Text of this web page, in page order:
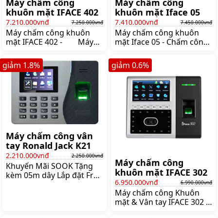
Máy chấm công
khuôn mặt IFACE 402
7.210.000vnđ 7.250.000vnđ
Máy chấm công khuôn
mặt IFACE 402 - Máy
mặt & vân tay - Công
suất 2000 vân tay + 1500
khuôn mặt - Bộ nhớ
trong 100 000 lần in/out
- Kết nối qua cổng USB
RS232/485 TCP/IP - Lấy
dữ liệu qua mạng - Pin
lưu điện chính hãng kèm
theo máy Đây là một
trong
Máy chấm công
khuôn mặt Iface 05
7.410.000vnđ 7.450.000vnđ
Máy chấm công khuôn
mặt Iface 05 - Chấm công
tay - Quản lý đến 1500
khuôn mặt và 2 000 dấu
vân tay - Sử dụng Chip xử
lý Intel của Mỹ - Sử dụng
Sensor thế hệ mới chống
trầy - Dung lượng nhớ 100
000 IN/OUT khi không kết
nối máy tính - Tích hợp âm
thanh Chuông báo giờ
Máy chấm công vân
tay Ronald Jack K21
2.210.000vnđ 2.250.000vnđ
Khuyến Mãi SOOK Tặng
kèm 05m dây Lắp đặt Free
giảm 1.8%
Máy chấm công
khuôn mặt IFACE 302
6.950.000vnđ 6.990.000vnđ
Máy chấm công Khuôn
mặt & Vân tay IFACE 302 -
giảm 0.6%